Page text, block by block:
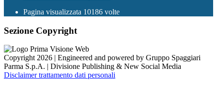
Pagina visualizzata 10186 volte
Sezione Copyright
Copyright 2026 | Engineered and powered by Gruppo Spaggiari
Parma S.p.A. | Divisione Publishing & New Social Media
Disclaimer trattamento dati personali